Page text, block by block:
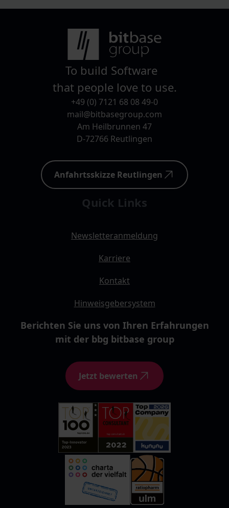
To build Software
that people love to use.
+49 (0) 7121 68 08 49-0
mail@bitbasegroup.com
Am Heilbrunnen 47
D-72766 Reutlingen
Anfahrtsskizze Reutlingen
Quick Links
Newsletteranmeldung
Karriere
Kontakt
Hinweisgebersystem
Berichten Sie uns von Ihren Erfahrungen
mit der bbg bitbase group
Jetzt bewerten